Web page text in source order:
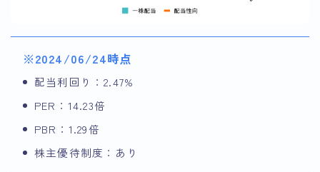
※2024/06/24時点
配当利回り：2.47%
PER：14.23倍
PBR：1.29倍
株主優待制度：あり